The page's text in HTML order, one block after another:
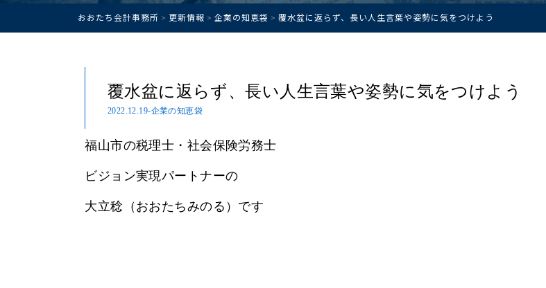
おおたち会計事務所 > 更新情報 > 企業の知恵袋 > 覆水盆に返らず、長い人生言葉や姿勢に気をつけよう
覆水盆に返らず、長い人生言葉や姿勢に気をつけよう
2022.12.19-企業の知恵袋
福山市の税理士・社会保険労務士
ビジョン実現パートナーの
大立稔（おおたちみのる）です